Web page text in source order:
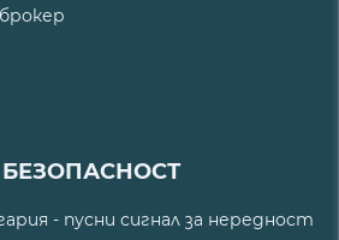
- пусни сигнал за нередност